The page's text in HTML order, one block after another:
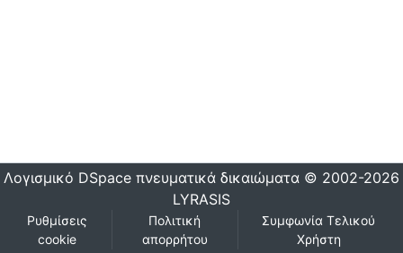
Λογισμικό DSpace πνευματικά δικαιώματα © 2002-2026
LYRASIS
Ρυθμίσεις
cookie
Πολιτική
απορρήτου
Συμφωνία Τελικού
Χρήστη